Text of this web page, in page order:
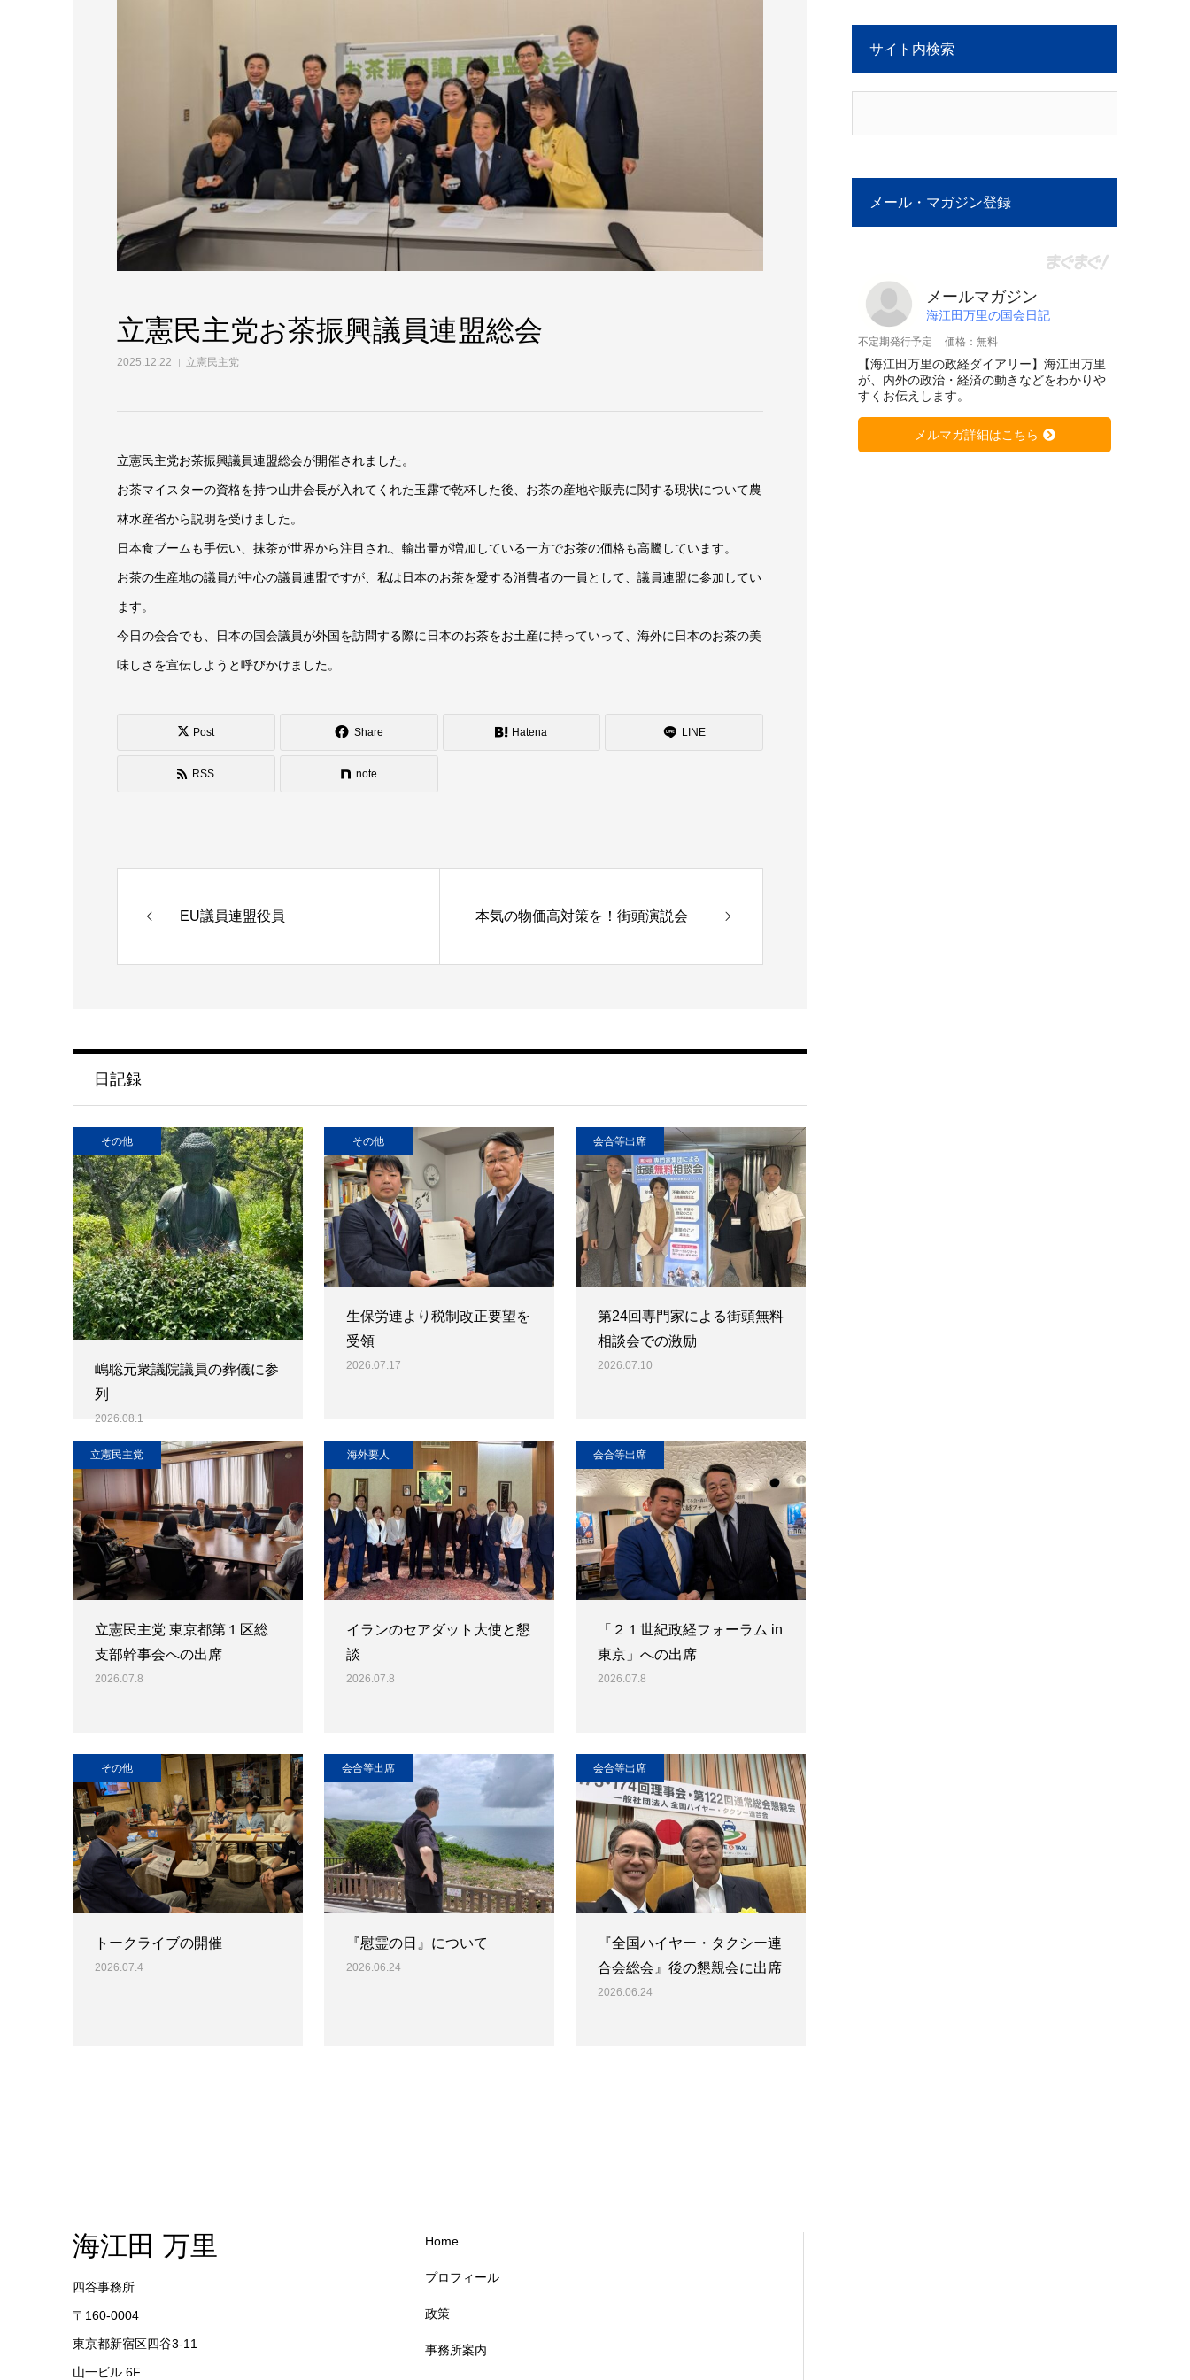
立憲民主党お茶振興議員連盟総会
2025.12.22 立憲民主党
立憲民主党お茶振興議員連盟総会が開催されました。
お茶マイスターの資格を持つ山井会長が入れてくれた玉露で乾杯した後、お茶の産地や販売に関する現状について農
林水産省から説明を受けました。
日本食ブームも手伝い、抹茶が世界から注目され、輸出量が増加している一方でお茶の価格も高騰しています。
お茶の生産地の議員が中心の議員連盟ですが、私は日本のお茶を愛する消費者の一員として、議員連盟に参加してい
ます。
今日の会合でも、日本の国会議員が外国を訪問する際に日本のお茶をお土産に持っていって、海外に日本のお茶の美
味しさを宣伝しようと呼びかけました。
Post Share Hatena LINE
RSS note
EU議員連盟役員 本気の物価高対策を！街頭演説会
日記録
その他
嶋聡元衆議院議員の葬儀に参
列
2026.08.1
その他
生保労連より税制改正要望を
受領
2026.07.17
会合等出席
第24回専門家による街頭無料
相談会での激励
2026.07.10
立憲民主党
立憲民主党 東京都第１区総
支部幹事会への出席
2026.07.8
海外要人
イランのセアダット大使と懇
談
2026.07.8
会合等出席
「２１世紀政経フォーラム in
東京」への出席
2026.07.8
その他
トークライブの開催
2026.07.4
会合等出席
『慰霊の日』について
2026.06.24
会合等出席
『全国ハイヤー・タクシー連
合会総会』後の懇親会に出席
2026.06.24
サイト内検索
メール・マガジン登録
メールマガジン
海江田万里の国会日記
不定期発行予定 価格：無料
【海江田万里の政経ダイアリー】海江田万里
が、内外の政治・経済の動きなどをわかりや
すくお伝えします。
メルマガ詳細はこちら
海江田 万里
四谷事務所
〒160-0004
東京都新宿区四谷3-11
山一ビル 6F
Home
プロフィール
政策
事務所案内